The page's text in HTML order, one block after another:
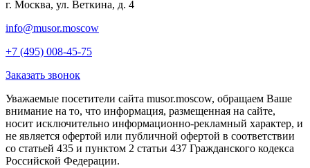
г. Москва, ул. Веткина, д. 4
info@musor.moscow
+7 (495) 008-45-75
Заказать звонок
Уважаемые посетители сайта musor.moscow, обращаем Ваше
внимание на то, что информация, размещенная на сайте,
носит исключительно информационно-рекламный характер, и
не является офертой или публичной офертой в соответствии
со статьей 435 и пунктом 2 статьи 437 Гражданского кодекса
Российской Федерации.